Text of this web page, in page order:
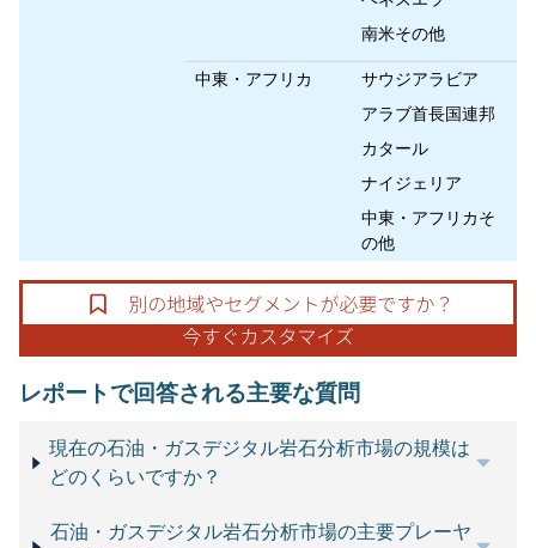
南米その他
中東・アフリカ
サウジアラビア
アラブ首長国連邦
カタール
ナイジェリア
中東・アフリカそ
の他
レポートで回答される主要な質問
現在の石油・ガスデジタル岩石分析市場の規模は
どのくらいですか？
石油・ガスデジタル岩石分析市場の主要プレーヤ